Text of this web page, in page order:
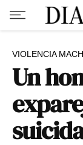
VIOLENCIA
Un